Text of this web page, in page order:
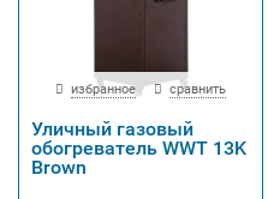
избранное сравнить
Уличный газовый
обогреватель WWT 13K
Brown